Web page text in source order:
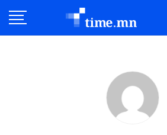
Эдийн Засаг